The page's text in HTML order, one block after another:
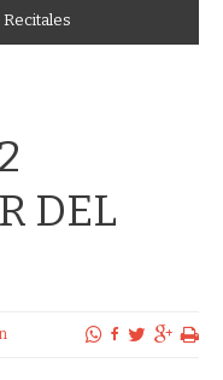
Recitales
DEL